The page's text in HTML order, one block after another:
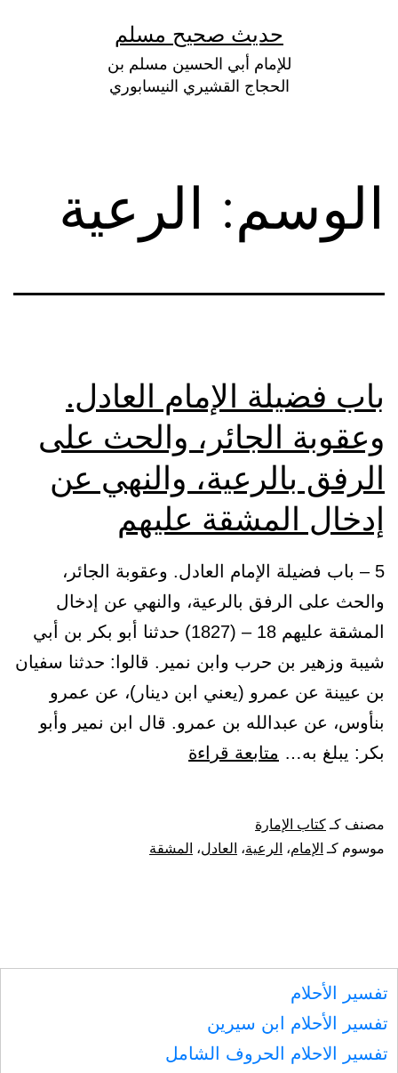
حديث صحيح مسلم
للإمام أبي الحسين مسلم بن
الحجاج القشيري النيسابوري
الوسم: الرعية
باب فضيلة الإمام العادل.
وعقوبة الجائر، والحث على
الرفق بالرعية، والنهي عن
إدخال المشقة عليهم
5 – باب فضيلة الإمام العادل. وعقوبة الجائر،
والحث على الرفق بالرعية، والنهي عن إدخال
المشقة عليهم 18 – (1827) حدثنا أبو بكر بن أبي
شيبة وزهير بن حرب وابن نمير. قالوا: حدثنا سفيان
بن عيينة عن عمرو (يعني ابن دينار)، عن عمرو
بنأوس، عن عبدالله بن عمرو. قال ابن نمير وأبو
بكر: يبلغ به… متابعة قراءة
العادل.
على
والنهي
مصنف كـكتاب الإمارة
موسوم كـ الإمام، الرعية، العادل، المشقة
تفسير الأحلام
تفسير الأحلام ابن سيرين
تفسير الاحلام الحروف الشامل